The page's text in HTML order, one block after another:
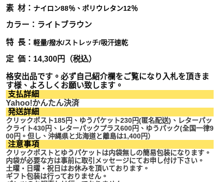
素 材： ナイロン88％、ポリウレタン12％
カラー：ライトブラウン
特 長： 軽量/撥水/ストレッチ/吸汗速乾
定 価：14,300円（税込）
格安出品です。必ず自己紹介欄をご覧になり入札を頂きま
す様、よろしくお願い致します。
支払詳細
Yahoo!かんたん決済
発送詳細
クリックポスト185円、ゆうパケット230円(匿名配送)、レターパッ
クライト430円、レターパックプラス600円、ゆうパック(全国一律9
00円。但し、沖縄県と北海道と離島は1,400円）
注意事項
クリックポストとゆうパケットは内袋無しの簡易包装になります。
内袋が必要な方は事前に取引メッセージにてお申し付け下さい。
土曜・日曜・祝日はお休みを頂いております。
ギフト包装は行っておりません。